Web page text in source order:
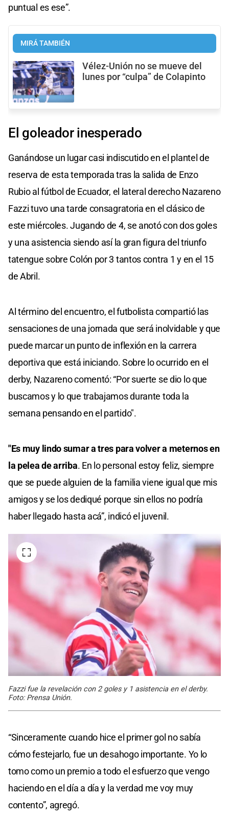
puntual es ese”.
MIRÁ TAMBIÉN
Vélez-Unión no se mueve del
lunes por “culpa” de Colapinto
El goleador inesperado
Ganándose un lugar casi indiscutido en el plantel de
reserva de esta temporada tras la salida de Enzo
Rubio al fútbol de Ecuador, el lateral derecho Nazareno
Fazzi tuvo una tarde consagratoria en el clásico de
este miércoles. Jugando de 4, se anotó con dos goles
y una asistencia siendo así la gran figura del triunfo
tatengue sobre Colón por 3 tantos contra 1 y en el 15
de Abril.
Al término del encuentro, el futbolista compartió las
sensaciones de una jornada que será inolvidable y que
puede marcar un punto de inflexión en la carrera
deportiva que está iniciando. Sobre lo ocurrido en el
derby, Nazareno comentó: “Por suerte se dio lo que
buscamos y lo que trabajamos durante toda la
semana pensando en el partido".
"Es muy lindo sumar a tres para volver a meternos en
la pelea de arriba. En lo personal estoy feliz, siempre
que se puede alguien de la familia viene igual que mis
amigos y se los dediqué porque sin ellos no podría
haber llegado hasta acá”, indicó el juvenil.
Fazzi fue la revelación con 2 goles y 1 asistencia en el derby.
Foto: Prensa Unión.
“Sinceramente cuando hice el primer gol no sabía
cómo festejarlo, fue un desahogo importante. Yo lo
tomo como un premio a todo el esfuerzo que vengo
haciendo en el día a día y la verdad me voy muy
contento”, agregó.